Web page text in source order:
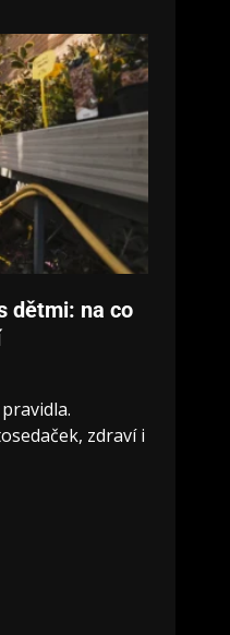
dětmi: na co
zdraví i